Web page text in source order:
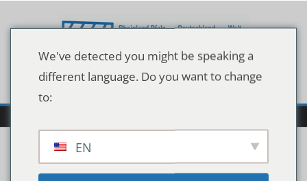
Inhalt
We've detected you might be speaking a
different language. Do you want to change
to:
EN